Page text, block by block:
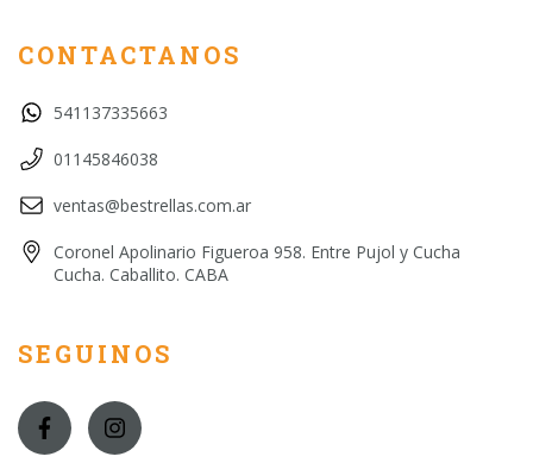
CONTACTANOS
541137335663
01145846038
ventas@bestrellas.com.ar
Coronel Apolinario Figueroa 958. Entre Pujol y Cucha
Cucha. Caballito. CABA
SEGUINOS